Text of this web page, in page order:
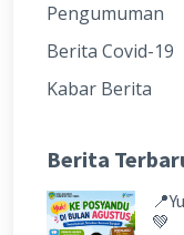
Pengumuman
Berita Covid-19
Kabar Berita
Berita
💚